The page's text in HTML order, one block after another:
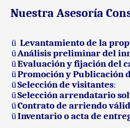
Propiedades
Noticias Contacto
Nuestra Asesoría
ü Levantamiento de la
üAnálisis preliminar del
üEvaluación y fijación del
üPromoción y Publicación
üSelección de visitantes:
üSelección arrendatario
üContrato de arriendo
üInventario o acta de